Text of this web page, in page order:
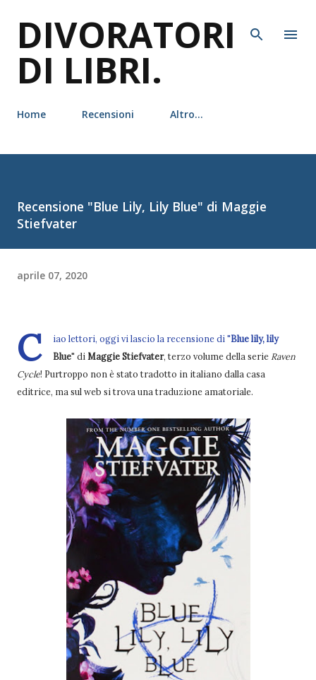
DIVORATORI
DI LIBRI.
Home Recensioni Altro…
Recensione "Blue Lily, Lily Blue" di Maggie
Stiefvater
aprile 07, 2020
C iao lettori, oggi vi lascio la recensione di "Blue lily, lily
Blue" di Maggie Stiefvater, terzo volume della serie Raven
Cycle! Purtroppo non è stato tradotto in italiano dalla casa
editrice, ma sul web si trova una traduzione amatoriale.